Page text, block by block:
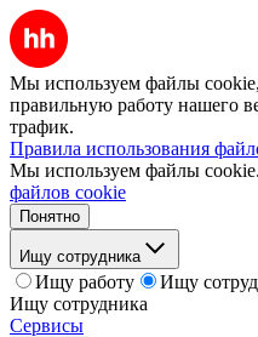
Мы используем файлы
правильную работу нашего
трафик.
Правила использования
Мы используем файлы cookie.
файлов cookie
Понятно
Ищу сотрудника
Ищу работу
Ищу
Ищу сотрудника
Сервисы